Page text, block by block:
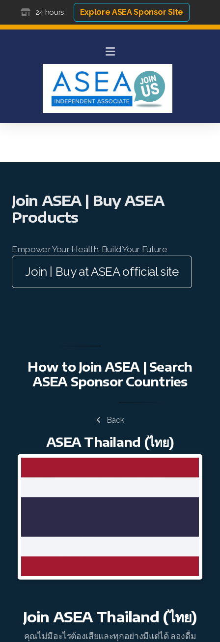
24 hours Explore ASEA Sponsor Site
Join ASEA | Buy ASEA
Products
Empower Your Health. Build Your Future
Join | Buy at ASEA official site
How to Join ASEA | Search
ASEA Sponsor Countries
Back
ASEA Thailand (ไทย)
Join ASEA Thailand (ไทย)
คุณไม่มีอะไรต้องเสียและทุกอย่างมีแต่ได้ ลองดื่ม
ASEA Redox Supplement
RENU 28
RENUADVANCED HYDRATING CREAM
RENUADVANCED BALANCING TONER
REDOXMood
ASEA VIA SOURCE
ASEA VIA LIFEMAX
ASEA Impact
ASEA Compensation